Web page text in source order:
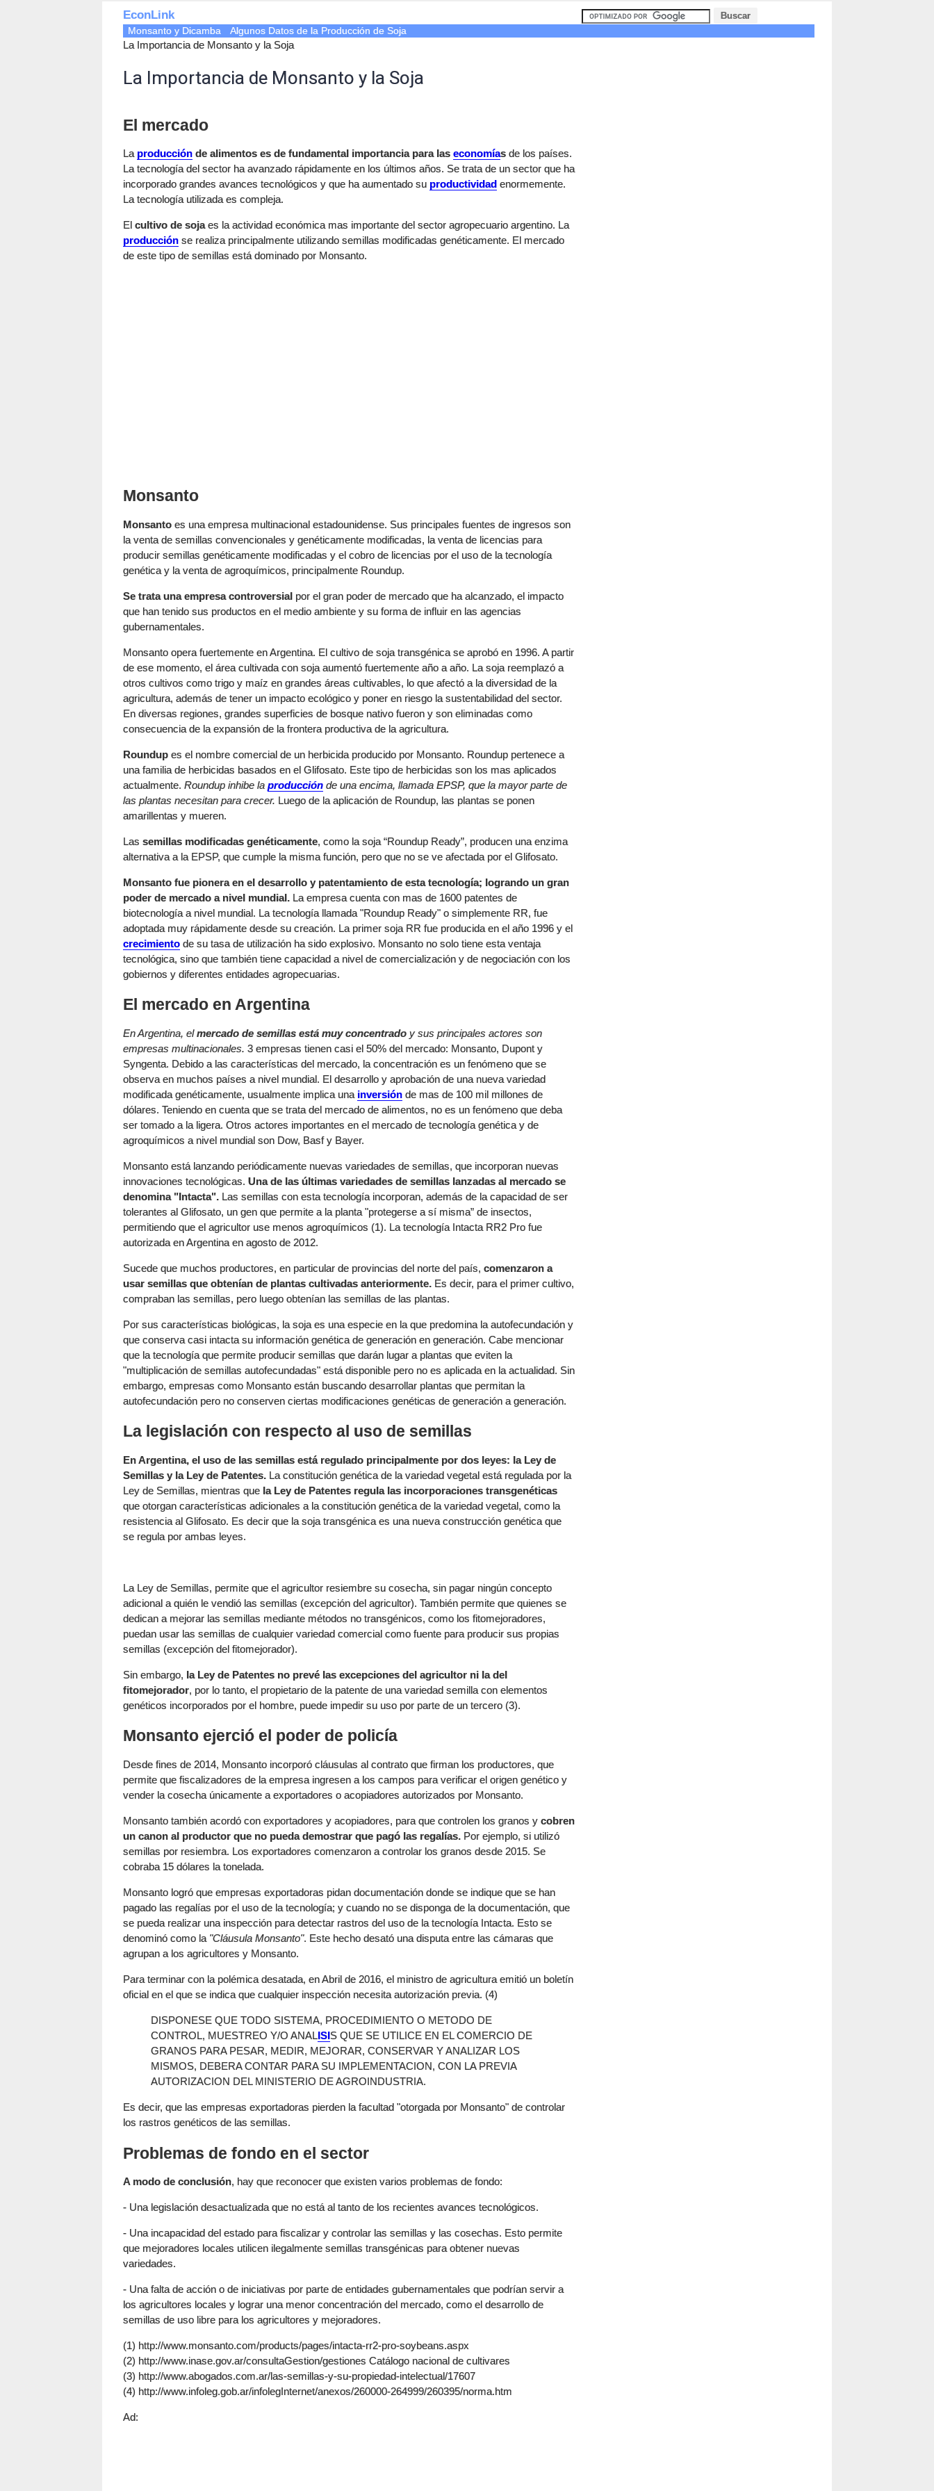
EconLink
Monsanto y Dicamba Algunos Datos de la Producción de Soja
La Importancia de Monsanto y la Soja
La Importancia de Monsanto y la Soja
El mercado
La producción de alimentos es de fundamental importancia para las economías de los países.
La tecnología del sector ha avanzado rápidamente en los últimos años. Se trata de un sector que ha
incorporado grandes avances tecnológicos y que ha aumentado su productividad enormemente.
La tecnología utilizada es compleja.
El cultivo de sojaes la actividad económica mas importante del sector agropecuario argentino. La
producción se realiza principalmente utilizando semillas modificadas genéticamente. El mercado
de este tipo de semillas está dominado por Monsanto.
Monsanto
Monsanto es una empresa multinacional estadounidense. Sus principales fuentes de ingresos son
la venta de semillas convencionales y genéticamente modificadas, la venta de licencias para
producir semillas genéticamente modificadas y el cobro de licencias por el uso de la tecnología
genética y la venta de agroquímicos, principalmente Roundup.
Se trata una empresa controversial por el gran poder de mercado que ha alcanzado, el impacto
que han tenido sus productos en el medio ambiente y su forma de influir en las agencias
gubernamentales.
Monsanto opera fuertemente en Argentina. El cultivo de soja transgénica se aprobó en 1996. A partir
de ese momento, el área cultivada con soja aumentó fuertemente año a año. La soja reemplazó a
otros cultivos como trigo y maíz en grandes áreas cultivables, lo que afectó a la diversidad de la
agricultura, además de tener un impacto ecológico y poner en riesgo la sustentabilidad del sector.
En diversas regiones, grandes superficies de bosque nativo fueron y son eliminadas como
consecuencia de la expansión de la frontera productiva de la agricultura.
Roundup es el nombre comercial de un herbicida producido por Monsanto. Roundup pertenece a
una familia de herbicidas basados en el Glifosato. Este tipo de herbicidas son los mas aplicados
actualmente. Roundup inhibe la producción de una encima, llamada EPSP, que la mayor parte de
las plantas necesitan para crecer. Luego de la aplicación de Roundup, las plantas se ponen
amarillentas y mueren.
Las semillas modificadas genéticamente, como la soja “Roundup Ready”, producen una enzima
alternativa a la EPSP, que cumple la misma función, pero que no se ve afectada por el Glifosato.
Monsanto fue pionera en el desarrollo y patentamiento de esta tecnología; logrando un gran
poder de mercado a nivel mundial. La empresa cuenta con mas de 1600 patentes de
biotecnología a nivel mundial. La tecnología llamada "Roundup Ready" o simplemente RR, fue
adoptada muy rápidamente desde su creación. La primer soja RR fue producida en el año 1996 y el
crecimiento de su tasa de utilización ha sido explosivo. Monsanto no solo tiene esta ventaja
tecnológica, sino que también tiene capacidad a nivel de comercialización y de negociación con los
gobiernos y diferentes entidades agropecuarias.
El mercado en Argentina
En Argentina, elmercado de semillas está muy concentrado y sus principales actores son
empresas multinacionales. 3 empresas tienen casi el 50% del mercado: Monsanto, Dupont y
Syngenta. Debido a las características del mercado, la concentración es un fenómeno que se
observa en muchos países a nivel mundial. El desarrollo y aprobación de una nueva variedad
modificada genéticamente, usualmente implica una inversión de mas de 100 mil millones de
dólares. Teniendo en cuenta que se trata del mercado de alimentos, no es un fenómeno que deba
ser tomado a la ligera. Otros actores importantes en el mercado de tecnología genética y de
agroquímicos a nivel mundial son Dow, Basf y Bayer.
Monsanto está lanzando periódicamente nuevas variedades de semillas, que incorporan nuevas
innovaciones tecnológicas. Una de las últimas variedades de semillas lanzadas al mercado se
denomina "Intacta". Las semillas con esta tecnología incorporan, además de la capacidad de ser
tolerantes al Glifosato, un gen que permite a la planta "protegerse a sí misma” de insectos,
permitiendo que el agricultor use menos agroquímicos (1). La tecnología Intacta RR2 Pro fue
autorizada en Argentina en agosto de 2012.
Sucede que muchos productores, en particular de provincias del norte del país, comenzaron a
usar semillas que obtenían de plantas cultivadas anteriormente. Es decir, para el primer cultivo,
compraban las semillas, pero luego obtenían las semillas de las plantas.
Por sus características biológicas, la soja es una especie en la que predomina la autofecundación y
que conserva casi intacta su información genética de generación en generación. Cabe mencionar
que la tecnología que permite producir semillas que darán lugar a plantas que eviten la
"multiplicación de semillas autofecundadas" está disponible pero no es aplicada en la actualidad. Sin
embargo, empresas como Monsanto están buscando desarrollar plantas que permitan la
autofecundación pero no conserven ciertas modificaciones genéticas de generación a generación.
La legislación con respecto al uso de semillas
En Argentina, el uso de las semillas está regulado principalmente por dos leyes: la Ley de
Semillas y la Ley de Patentes. La constitución genética de la variedad vegetal está regulada por la
Ley de Semillas, mientras que la Ley de Patentes regula las incorporaciones transgenéticas
que otorgan características adicionales a la constitución genética de la variedad vegetal, como la
resistencia al Glifosato. Es decir que la soja transgénica es una nueva construcción genética que
se regula por ambas leyes.
La Ley de Semillas, permite que el agricultor resiembre su cosecha, sin pagar ningún concepto
adicional a quién le vendió las semillas (excepción del agricultor). También permite que quienes se
dedican a mejorar las semillas mediante métodos no transgénicos, como los fitomejoradores,
puedan usar las semillas de cualquier variedad comercial como fuente para producir sus propias
semillas (excepción del fitomejorador).
Sin embargo, la Ley de Patentes no prevé las excepciones del agricultor ni la del
fitomejorador, por lo tanto, el propietario de la patente de una variedad semilla con elementos
genéticos incorporados por el hombre, puede impedir su uso por parte de un tercero (3).
Monsanto ejerció el poder de policía
Desde fines de 2014, Monsanto incorporó cláusulas al contrato que firman los productores, que
permite que fiscalizadores de la empresa ingresen a los campos para verificar el origen genético y
vender la cosecha únicamente a exportadores o acopiadores autorizados por Monsanto.
Monsanto también acordó con exportadores y acopiadores, para que controlen los granos y cobren
un canon al productor que no pueda demostrar que pagó las regalías. Por ejemplo, si utilizó
semillas por resiembra. Los exportadores comenzaron a controlar los granos desde 2015. Se
cobraba 15 dólares la tonelada.
Monsanto logró que empresas exportadoras pidan documentación donde se indique que se han
pagado las regalías por el uso de la tecnología; y cuando no se disponga de la documentación, que
se pueda realizar una inspección para detectar rastros del uso de la tecnología Intacta. Esto se
denominó como la "Cláusula Monsanto". Este hecho desató una disputa entre las cámaras que
agrupan a los agricultores y Monsanto.
Para terminar con la polémica desatada, en Abril de 2016, el ministro de agricultura emitió un boletín
oficial en el que se indica que cualquier inspección necesita autorización previa. (4)
DISPONESE QUE TODO SISTEMA, PROCEDIMIENTO O METODO DE
CONTROL, MUESTREO Y/O ANALISIS QUE SE UTILICE EN EL COMERCIO DE
GRANOS PARA PESAR, MEDIR, MEJORAR, CONSERVAR Y ANALIZAR LOS
MISMOS, DEBERA CONTAR PARA SU IMPLEMENTACION, CON LA PREVIA
AUTORIZACION DEL MINISTERIO DE AGROINDUSTRIA.
Es decir, que las empresas exportadoras pierden la facultad "otorgada por Monsanto" de controlar
los rastros genéticos de las semillas.
Problemas de fondo en el sector
A modo de conclusión, hay que reconocer que existen varios problemas de fondo:
- Una legislación desactualizada que no está al tanto de los recientes avances tecnológicos.
- Una incapacidad del estado para fiscalizar y controlar las semillas y las cosechas. Esto permite
que mejoradores locales utilicen ilegalmente semillas transgénicas para obtener nuevas
variedades.
- Una falta de acción o de iniciativas por parte de entidades gubernamentales que podrían servir a
los agricultores locales y lograr una menor concentración del mercado, como el desarrollo de
semillas de uso libre para los agricultores y mejoradores.
(1) http://www.monsanto.com/products/pages/intacta-rr2-pro-soybeans.aspx
(2) http://www.inase.gov.ar/consultaGestion/gestiones Catálogo nacional de cultivares
(3) http://www.abogados.com.ar/las-semillas-y-su-propiedad-intelectual/17607
(4) http://www.infoleg.gob.ar/infolegInternet/anexos/260000-264999/260395/norma.htm
Ad: